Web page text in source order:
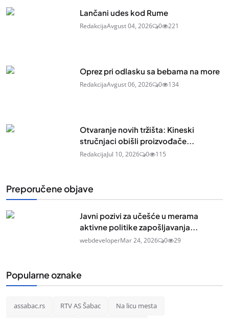
Lančani udes kod Rume
RedakcijaAvgust 04, 2026 0 221
Oprez pri odlasku sa bebama na more
RedakcijaAvgust 06, 2026 0 134
Otvaranje novih tržišta: Kineski
stručnjaci obišli proizvođače...
RedakcijaJul 10, 2026 0 115
Preporučene objave
Javni pozivi za učešće u merama
aktivne politike zapošljavanja...
webdeveloperMar 24, 2026 0 29
Popularne oznake
assabac.rs RTV AS Šabac Na licu mesta